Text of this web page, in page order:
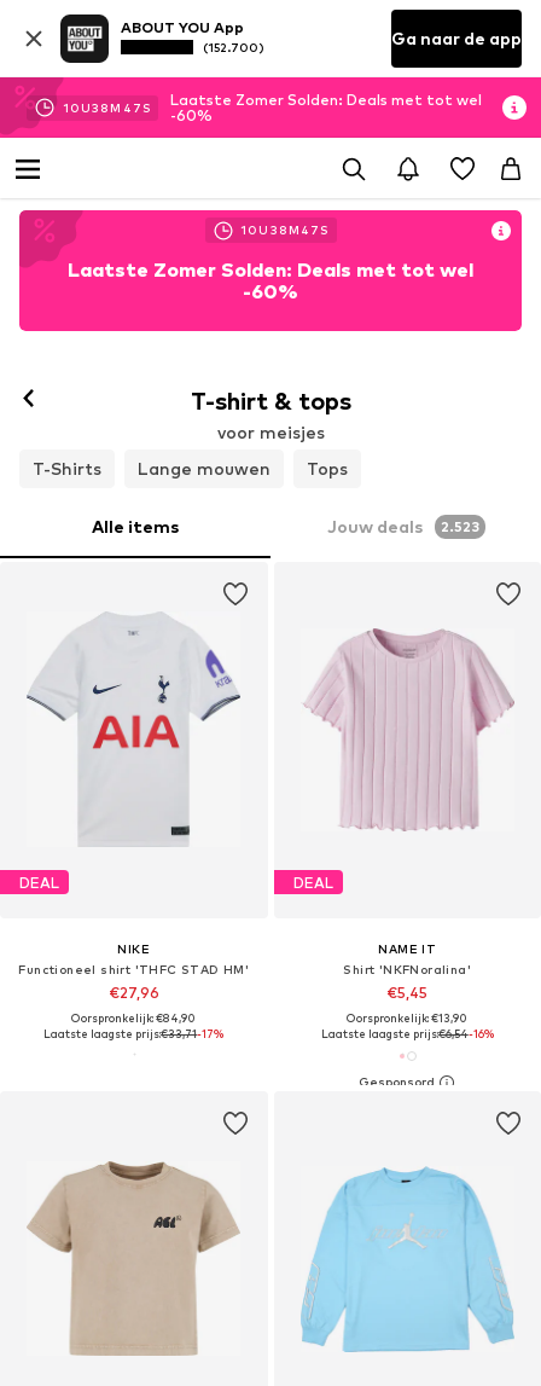
ABOUT YOU App
(152.700) Ga naar de app
10U38M 45 S
Laatste Zomer Solden: Deals met tot wel
-60%
10U 38M 45 S
Laatste Zomer Solden: Deals met tot wel
-60%
T-shirt & tops
voor meisjes
T-Shirts
Lange mouwen Tops
Alle items Jouw deals 2.523
DEAL
NIKE
Functioneel shirt 'THFC STAD HM'
€27,96
Oorspronkelijk: €84,90
Laatste laagste prijs:€33,71-17%
DEAL
NAME IT
Shirt 'NKFNoralina'
€5,45
Oorspronkelijk: €13,90
Laatste laagste prijs:€6,54-16%